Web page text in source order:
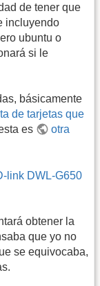
de tener que
incluyendo
ubuntu o
si le
básicamente
de tarjetas que
es
otra
link DWL-G650
obtener la
que yo no
se equivocaba,